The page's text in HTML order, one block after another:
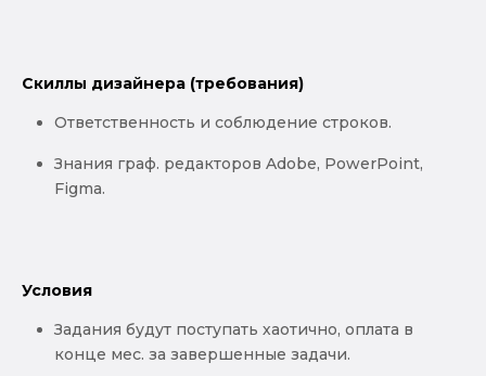
Скиллы дизайнера (требования)
Ответственность и соблюдение строков.
Знания граф. редакторов Adobe, PowerPoint,
Figma.
Условия
Задания будут поступать хаотично, оплата в
конце мес. за завершенные задачи.